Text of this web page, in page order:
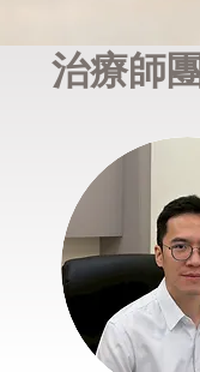
治療師